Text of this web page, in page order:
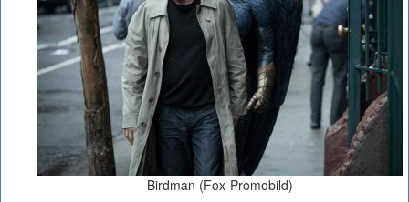
Birdman (Fox-Promobild)